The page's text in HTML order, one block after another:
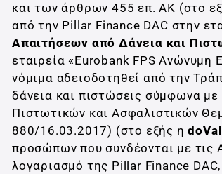
και των άρθρων 455 επ. ΑΚ (στο
από την Pillar Finance DAC στην
Απαιτήσεων από Δάνεια και
εταιρεία «Eurobank FPS Ανώνυμη
νόμιμα αδειοδοτηθεί από την
δάνεια και πιστώσεις σύμφωνα
Πιστωτικών και Ασφαλιστικών
880/16.03.2017) (στο εξής η
προσώπων που συνδέονται με τις
λογαριασμό της Pillar Finance